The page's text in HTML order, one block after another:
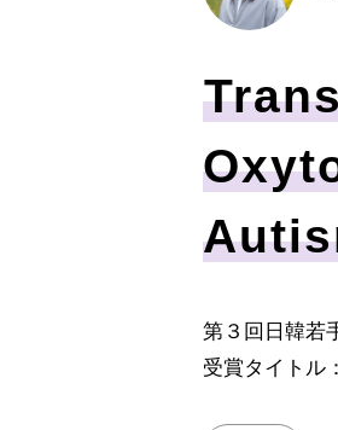
第３回日韓若
受賞タイトル